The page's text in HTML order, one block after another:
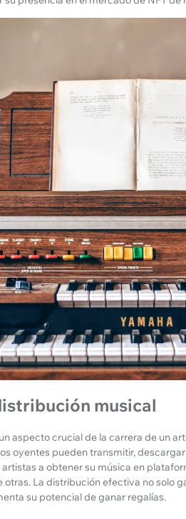
musical
aspecto crucial de la carrera de un
oyentes pueden transmitir,
a obtener su música en
otras. La distribución efectiva no solo
su potencial de ganar regalías.